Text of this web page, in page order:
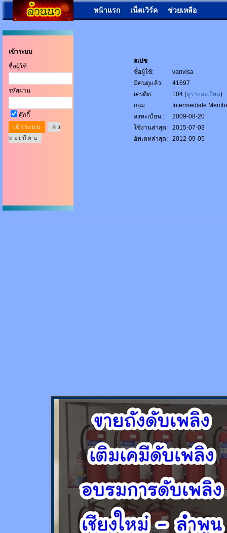
หน้าแรก เน็ตเวิร์ค ช่วยเหลือ
เข้าระบบ
ชื่อผู้ใช้
รหัสผ่าน
คุ๊กกี๊
ล ง
ท ะ เ บี ย น
สเปซ
ชื่อผู้ใช้:
vanvisa
มีคนดูแล้ว:
41697
เครดิต:
104 (ดูรายละเอียด)
กลุ่ม:
Intermediate
ลงทะเบียน::
2009-08-20
ใช้งานล่าสุด:
2015-07-03
อัพเดทล่าสุด:
2012-09-05